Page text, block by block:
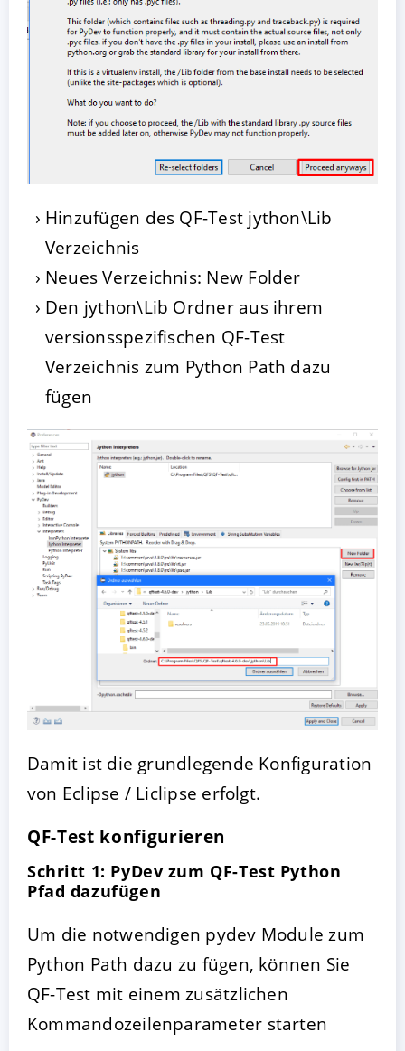
Hinzufügen des QF-Test jython\Lib
Verzeichnis
Neues Verzeichnis: New Folder
Den jython\Lib Ordner aus ihrem
versionsspezifischen QF-Test
Verzeichnis zum Python Path dazu
fügen
Damit ist die grundlegende Konfiguration
von Eclipse / Liclipse erfolgt.
QF-Test konfigurieren
Schritt 1: PyDev zum QF-Test Python
Pfad dazufügen
Um die notwendigen pydev Module zum
Python Path dazu zu fügen, können Sie
QF-Test mit einem zusätzlichen
Kommandozeilenparameter starten